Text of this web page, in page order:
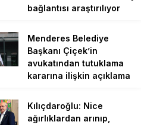
bağlantısı araştırılıyor
Menderes Belediye
Başkanı Çiçek’in
avukatından tutuklama
kararına ilişkin açıklama
Kılıçdaroğlu: Nice
ağırlıklardan arınıp,